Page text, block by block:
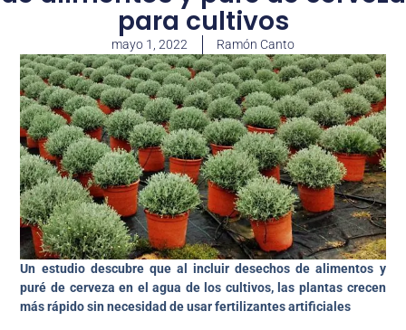
para cultivos
mayo 1, 2022 Ramón Canto
Un estudio descubre que al incluir desechos de alimentos y
puré de cerveza en el agua de los cultivos, las plantas crecen
más rápido sin necesidad de usar fertilizantes artificiales